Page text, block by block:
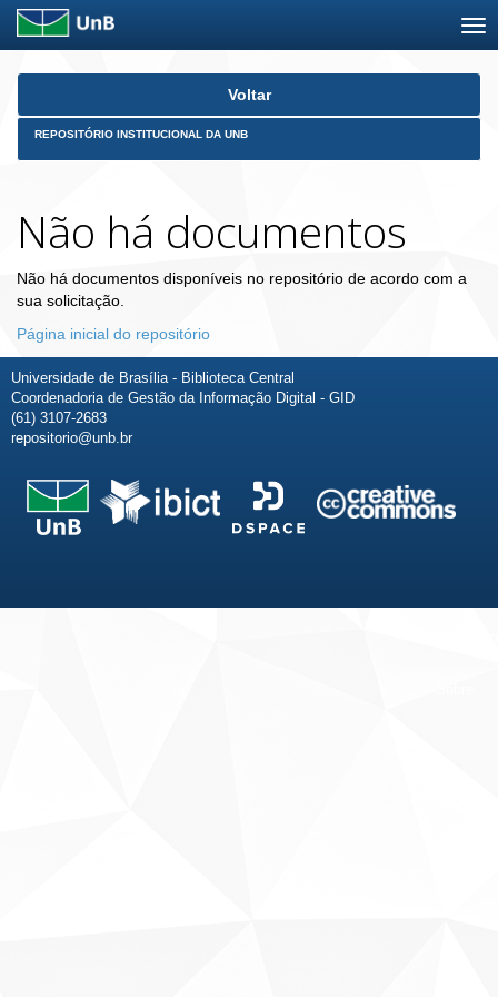
Skip
Voltar
REPOSITÓRIO INSTITUCIONAL DA UNB
Não há documentos
Não há documentos disponíveis no repositório de acordo com a
sua solicitação.
Página inicial do repositório
Universidade de Brasília - Biblioteca Central
Coordenadoria de Gestão da Informação Digital - GID
(61) 3107-2683
repositorio@unb.br